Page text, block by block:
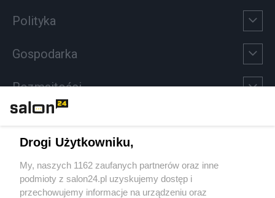
Polityka
Gospodarka
Rozmaitości
Sport
Społeczeństwo
Drogi Użytkowniku,
My, naszych 1162 zaufanych partnerów oraz inne
podmioty z salon24.pl uzyskujemy dostęp i
przechowujemy informacje na urządzeniu oraz